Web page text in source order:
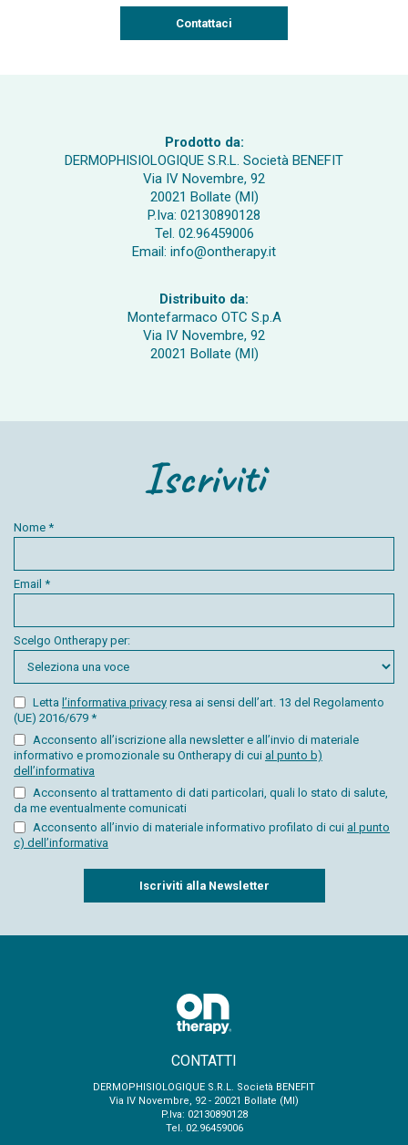
Prodotto da:
DERMOPHISIOLOGIQUE S.R.L. Società BENEFIT
Via IV Novembre, 92
20021 Bollate (MI)
P.Iva: 02130890128
Tel. 02.96459006
Email: info@ontherapy.it
Distribuito da:
Montefarmaco OTC S.p.A
Via IV Novembre, 92
20021 Bollate (MI)
Iscriviti
Nome *
Email *
Scelgo Ontherapy per:
Letta l’informativa privacy resa ai sensi dell’art. 13 del Regolamento
(UE) 2016/679 *
Acconsento all’iscrizione alla newsletter e all’invio di materiale
informativo e promozionale su Ontherapy di cui al punto b)
dell’informativa
Acconsento al trattamento di dati particolari, quali lo stato di salute,
da me eventualmente comunicati
Acconsento all’invio di materiale informativo profilato di cui al punto
c) dell’informativa
CONTATTI
DERMOPHISIOLOGIQUE S.R.L. Società BENEFIT
Via IV Novembre, 92 - 20021 Bollate (MI)
P.Iva: 02130890128
Tel. 02.96459006